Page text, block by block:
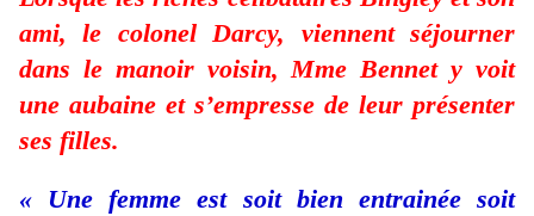
ami, le colonel Darcy, viennent séjourner
dans le manoir voisin, Mme Bennet y voit
une aubaine et s’empresse de leur présenter
ses filles.
« Une femme est soit bien entrainée soit